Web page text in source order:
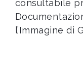
consultabile
l’Immagine di